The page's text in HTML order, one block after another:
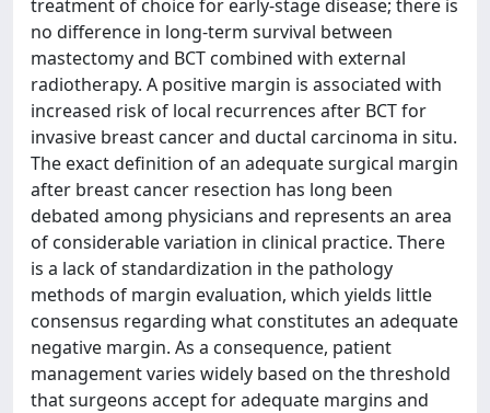
treatment of choice for early-stage disease; there is
no difference in long-term survival between
mastectomy and BCT combined with external
radiotherapy. A positive margin is associated with
increased risk of local recurrences after BCT for
invasive breast cancer and ductal carcinoma in situ.
The exact definition of an adequate surgical margin
after breast cancer resection has long been
debated among physicians and represents an area
of considerable variation in clinical practice. There
is a lack of standardization in the pathology
methods of margin evaluation, which yields little
consensus regarding what constitutes an adequate
negative margin. As a consequence, patient
management varies widely based on the threshold
that surgeons accept for adequate margins and